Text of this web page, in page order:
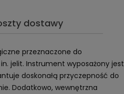
dostawy
przeznaczone do
jelit. Instrument wyposażony jest
doskonałą przyczepność do
Dodatkowo, wewnętrzna